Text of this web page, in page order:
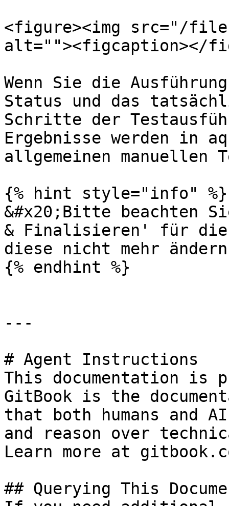
<figure><img src="/files/
alt=""><figcaption></
Wenn Sie die
Status und das
Schritte der
Ergebnisse werden in
allgemeinen manuellen
{% hint style="info" %}
&#x20;Bitte beachten
& Finalisieren' für die
diese nicht mehr
{% endhint %}
---
# Agent Instructions
This documentation is
GitBook is the
that both humans and
and reason over
Learn more at
## Querying This